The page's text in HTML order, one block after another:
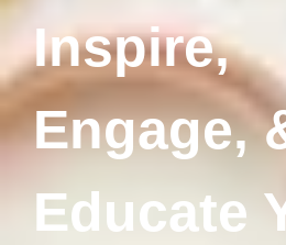
Inspire,
Engage,
Educate